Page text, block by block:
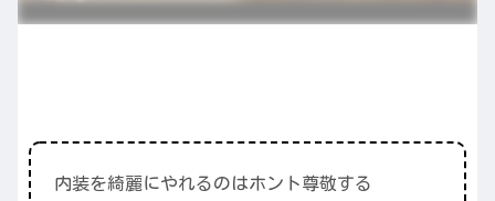
内装を綺麗にやれるのはホント尊敬する